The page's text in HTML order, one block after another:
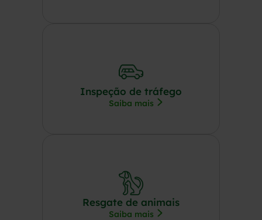
Inspeção de tráfego
Saiba mais
Resgate de animais
Saiba mais